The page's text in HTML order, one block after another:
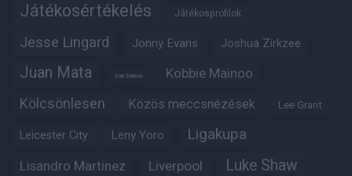
Játékosértékelés Játékosprofilok
Jesse Lingard Jonny Evans Joshua Zirkzee
Juan Mata Karl Darlow Kobbie Mainoo
Kölcsönlesen Közös meccsnézések Lee Grant
Leicester City Leny Yoro Ligakupa
Lisandro Martinez Liverpool Luke Shaw